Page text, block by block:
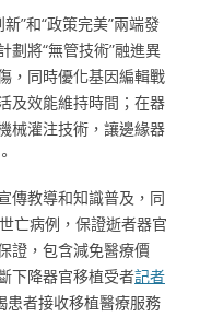
”和“政策完美”兩端發
劃將“無管技術”融進異
，同時優化基因編輯戰
及效能維持時間；在器
械灌注技術，讓邊緣器
傳教導和知識普及，同
亡病例，保證逝者器官
證，包含減免醫療價
下降器官移植受者記者
患者接收移植醫療服務